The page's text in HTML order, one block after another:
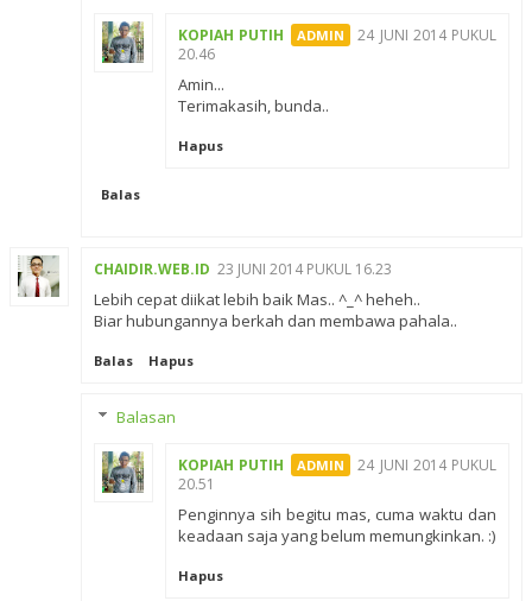
KOPIAH PUTIH
24 JUNI 2014 PUKUL
20.46
Amin...
Terimakasih, bunda..
Hapus
Balas
CHAIDIR.WEB.ID 23 JUNI 2014 PUKUL 16.23
Lebih cepat diikat lebih baik Mas.. ^_^ heheh..
Biar hubungannya berkah dan membawa pahala..
Balas Hapus
Balasan
KOPIAH PUTIH
24 JUNI 2014 PUKUL
20.51
Penginnya sih begitu mas, cuma waktu dan
keadaan saja yang belum memungkinkan. :)
Hapus